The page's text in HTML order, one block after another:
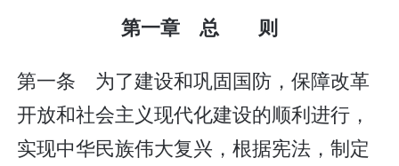
第一章 总 则
第一条 为了建设和巩固国防，保障改革
开放和社会主义现代化建设的顺利进行，
实现中华民族伟大复兴，根据宪法，制定